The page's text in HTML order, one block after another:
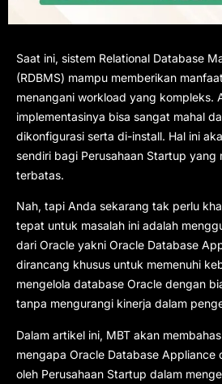
Saat ini, sistem Relational Database
(RDBMS) mampu memberikan
menangani workload yang kompleks.
implementasinya bisa sangat mahal
dikonfigurasi serta di-install. Hal ini
sendiri bagi Perusahaan Startup yang
terbatas.
Nah, tapi Anda sekarang tak perlu
tepat untuk masalah ini adalah
dari Oracle yakni Oracle Database
dirancang khusus untuk memenuhi
mengelola database Oracle dengan
tanpa mengurangi kinerja dalam
Dalam artikel ini, MBT akan
mengapa Oracle Database Appliance
oleh Perusahaan Startup dalam